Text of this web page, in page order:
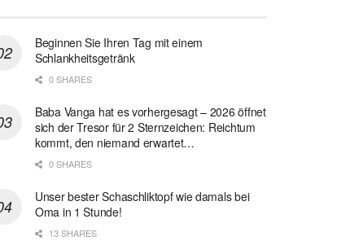
Beginnen Sie Ihren Tag mit einem
Schlankheitsgetränk
0 SHARES
Baba Vanga hat es vorhergesagt – 2026 öffnet
sich der Tresor für 2 Sternzeichen: Reichtum
kommt, den niemand erwartet…
0 SHARES
Unser bester Schaschliktopf wie damals bei
Oma in 1 Stunde!
13 SHARES